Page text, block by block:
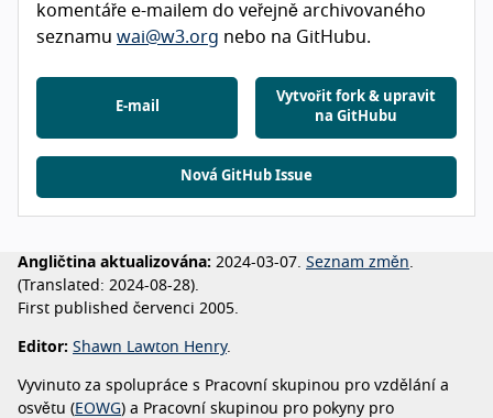
komentáře e-mailem do veřejně archivovaného
seznamu wai@w3.org nebo na GitHubu.
E-mail
Vytvořit fork & upravit
na GitHubu
Nová GitHub Issue
Angličtina aktualizována: 2024-03-07. Seznam změn
(Translated: 2024-08-28).
First published červenci 2005.
Editor: Shawn Lawton Henry.
Vyvinuto za spolupráce s Pracovní skupinou pro vzdělání a
osvětu (EOWG) a Pracovní skupinou pro pokyny pro